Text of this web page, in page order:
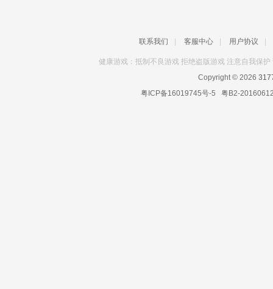
联系我们 客服中心 用户协议
健康游戏：抵制不良游戏 拒绝盗版游戏 注意自我保
Copyright © 2026
粤ICP备16019745号-5 粤B2-